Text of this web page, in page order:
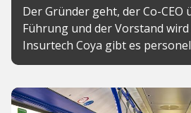
Der Gründer geht, der Co-CEO
Führung und der Vorstand
Insurtech Coya gibt es